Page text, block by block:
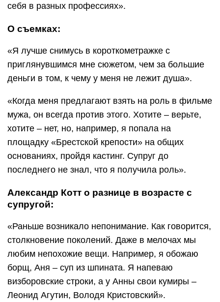
себя в разных профессиях».
О съемках:
«Я лучше снимусь в короткометражке с
приглянувшимся мне сюжетом, чем за большие
деньги в том, к чему у меня не лежит душа».
«Когда меня предлагают взять на роль в фильме
мужа, он всегда против этого. Хотите – верьте,
хотите – нет, но, например, я попала на
площадку «Брестской крепости» на общих
основаниях, пройдя кастинг. Супруг до
последнего не знал, что я получила роль».
Александр Котт о разнице в возрасте с
супругой:
«Раньше возникало непонимание. Как говорится,
столкновение поколений. Даже в мелочах мы
любим непохожие вещи. Например, я обожаю
борщ, Аня – суп из шпината. Я напеваю
визборовские строки, а у Анны свои кумиры –
Леонид Агутин, Володя Кристовский».